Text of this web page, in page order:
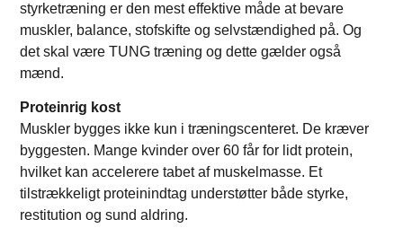
styrketræning er den mest effektive måde at bevare
muskler, balance, stofskifte og selvstændighed på. Og
det skal være TUNG træning og dette gælder også
mænd.
Proteinrig kost
Muskler bygges ikke kun i træningscenteret. De kræver
byggesten. Mange kvinder over 60 får for lidt protein,
hvilket kan accelerere tabet af muskelmasse. Et
tilstrækkeligt proteinindtag understøtter både styrke,
restitution og sund aldring.